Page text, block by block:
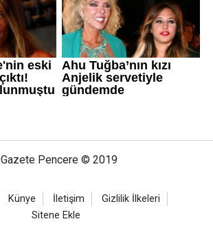
Gazete Pencere © 2019
Künye İletişim
Gizlilik İlkeleri
Sitene Ekle